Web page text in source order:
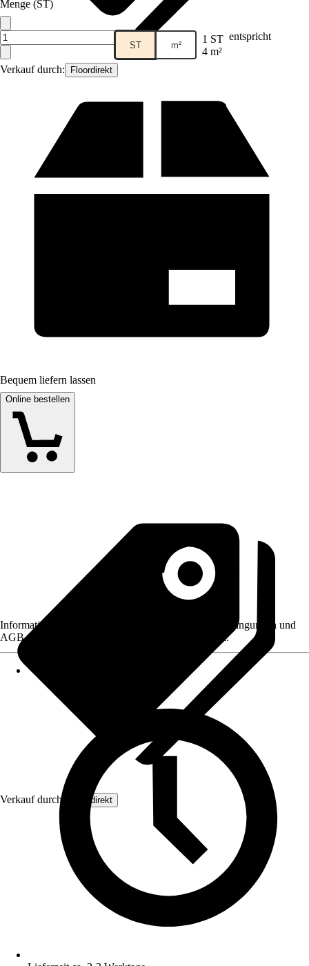
Verkauf durch: Floordirekt
Menge (ST)
ST m² 1 ST entspricht
4 m²
Bequem liefern lassen
Online bestellen
Verkauf durch: Floordirekt
Informationen des Verkäufers, wie z. B. Rückgabebedingungen und
AGB, finden Sie bei Klick auf den Verkäufernamen.